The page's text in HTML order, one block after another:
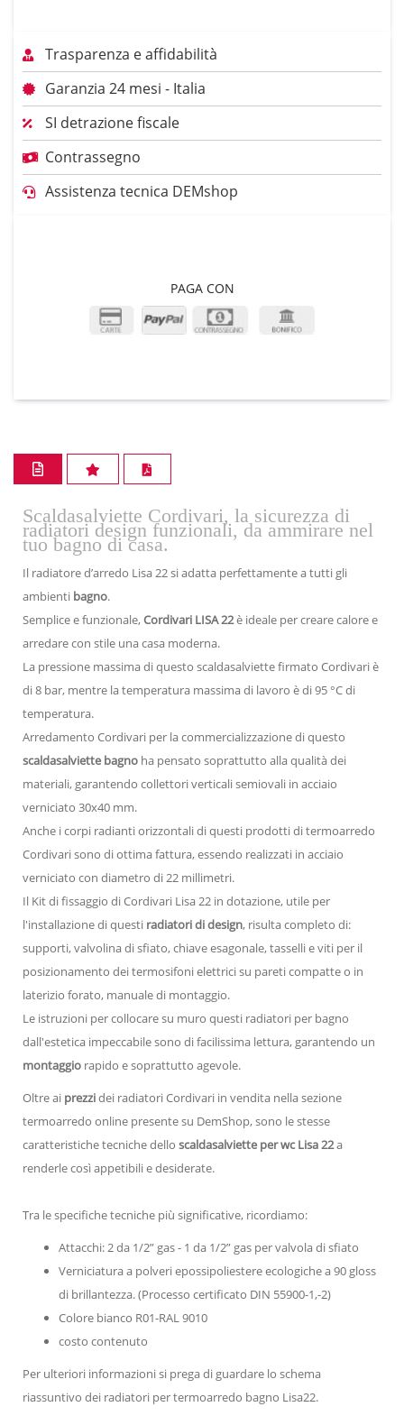
Trasparenza e affidabilità
Garanzia 24 mesi - Italia
SI detrazione fiscale
Contrassegno
Assistenza tecnica DEMshop
PAGA CON
Scaldasalviette Cordivari, la sicurezza di
radiatori design funzionali, da ammirare nel
tuo bagno di casa.
Il radiatore d’arredo Lisa 22 si adatta perfettamente a tutti gli
ambienti bagno.
Semplice e funzionale,Cordivari LISA 22è ideale per creare calore e
arredare con stile una casa moderna.
La pressione massima di questo scaldasalviette firmato Cordivari è
di 8 bar, mentre la temperatura massima di lavoro è di 95 °C di
temperatura.
Arredamento Cordivari per la commercializzazione di questo
scaldasalviette bagno ha pensato soprattutto alla qualità dei
materiali, garantendo collettori verticali semiovali in acciaio
verniciato 30x40 mm.
Anche i corpi radianti orizzontali di questi prodotti di termoarredo
Cordivari sono di ottima fattura, essendo realizzati in acciaio
verniciato con diametro di 22 millimetri.
Il Kit di fissaggio di Cordivari Lisa 22 in dotazione, utile per
l'installazione di questi radiatori di design, risulta completo di:
supporti, valvolina di sfiato, chiave esagonale, tasselli e viti per il
posizionamento dei termosifoni elettrici su pareti compatte o in
laterizio forato, manuale di montaggio.
Le istruzioni per collocare su muro questi radiatori per bagno
dall'estetica impeccabile sono di facilissima lettura, garantendo un
montaggio rapido e soprattutto agevole.
Oltre ai prezzidei radiatori Cordivari in vendita nella sezione
termoarredo online presente su DemShop, sono le stesse
caratteristiche tecniche dello scaldasalviette per wc Lisa 22a
renderle così appetibili e desiderate.
Tra le specifiche tecniche più significative, ricordiamo:
Attacchi: 2 da 1/2” gas - 1 da 1/2” gas per valvola di sfiato
Verniciatura a polveri epossipoliestere ecologiche a 90 gloss
di brillantezza. (Processo certificato DIN 55900-1,-2)
Colore bianco R01-RAL 9010
costo contenuto
Per ulteriori informazioni si prega di guardare lo schema
riassuntivo dei radiatori per termoarredo bagno Lisa22.